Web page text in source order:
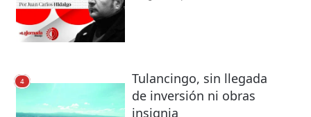
4
Tulancingo, sin llegada
de inversión ni obras
insignia